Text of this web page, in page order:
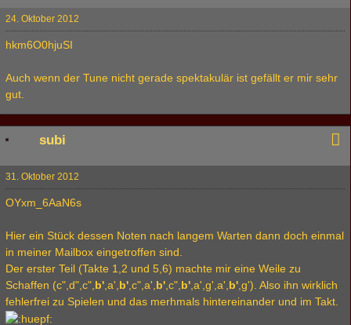
24. Oktober 2012
hkm6O0hjuSI
Auch wenn der Tune nicht gerade spektakulär ist gefällt er mir sehr
gut.
subi
31. Oktober 2012
OYxm_6AaN6s
Hier ein Stück dessen Noten nach langem Warten dann doch einmal
in meiner Mailbox eingetroffen sind.
Der erster Teil (Takte 1,2 und 5,6) machte mir eine Weile zu
Schaffen (c",d",c", b' ,a', b' ,c",a', b' ,c", b' ,a',g',a', b' ,g'). Also ihn wirklich
fehlerfrei zu Spielen und das merhmals hintereinander und im Takt.